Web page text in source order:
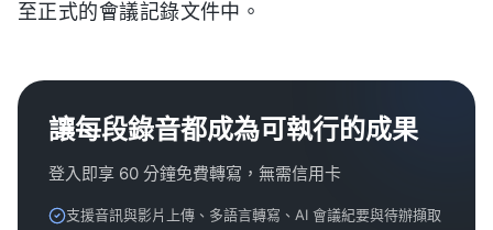
至正式的會議記錄文件中。
讓每段錄音都成為可執行的成果
登入即享 60 分鐘免費轉寫，無需信用卡
支援音訊與影片上傳、多語言轉寫、AI 會議紀要與待辦擷取